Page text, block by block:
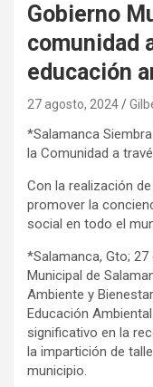
Gobierno
comunidad
educación
27 agosto, 2024
*Salamanca
la Comunidad a
Con la realización
promover la
social en todo el
*Salamanca, Gto;
Municipal de
Ambiente y
Educación
significativo en la
la impartición de
municipio.